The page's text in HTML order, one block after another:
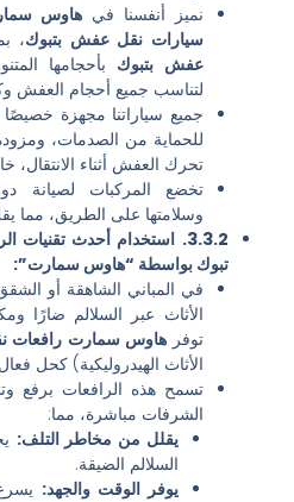
أنفسنا في هاوس سمارتبتوفير
نقل عفش بتبوك، بما في ذلك
بأحجامها المتنوعة
جميع أحجام العفش وكمياته.
سياراتنا مجهزة خصيصًا لنقل
من الصدمات، ومزودة بأحزمة
العفش أثناء الانتقال، خاصة في
المركبات لصيانة دورية
على الطريق، مما يقلل من
3.3.2. استخدام أحدث تقنيات الرفع
بواسطة “هاوس سمارت”:
المباني الشاهقة أو الشقق في الأدوار
عبر السلالم ضارًا ومكلفًا
هاوس سمارت رافعات نقل العفش
الهيدروليكية) كحل فعال وآمن.
هذه الرافعات برفع وتنزيل الأثاث
مباشرة، مما:
يقلل من مخاطر التلف: يجنب الأثاث
السلالم الضيقة.
يوفر الوقت والجهد:يسرع عملية